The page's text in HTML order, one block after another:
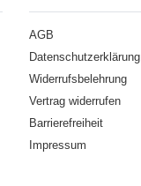
AGB
Datenschutzerklärung
Widerrufsbelehrung
Vertrag widerrufen
Barrierefreiheit
Impressum